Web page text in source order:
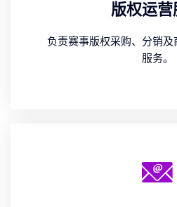
版权运营
负责赛事版权采购、分销
服务。